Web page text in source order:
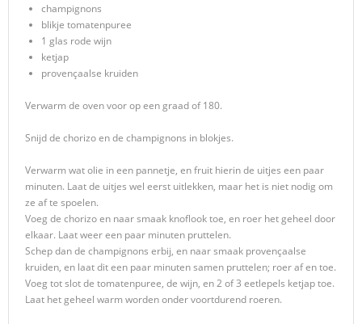
champignons
blikje tomatenpuree
1 glas rode wijn
ketjap
provençaalse kruiden
Verwarm de oven voor op een graad of 180.
Snijd de chorizo en de champignons in blokjes.
Verwarm wat olie in een pannetje, en fruit hierin de uitjes een paar
minuten. Laat de uitjes wel eerst uitlekken, maar het is niet nodig om
ze af te spoelen.
Voeg de chorizo en naar smaak knoflook toe, en roer het geheel door
elkaar. Laat weer een paar minuten pruttelen.
Schep dan de champignons erbij, en naar smaak provençaalse
kruiden, en laat dit een paar minuten samen pruttelen; roer af en toe.
Voeg tot slot de tomatenpuree, de wijn, en 2 of 3 eetlepels ketjap toe.
Laat het geheel warm worden onder voortdurend roeren.